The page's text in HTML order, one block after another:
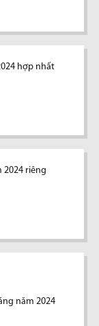
hợp nhất
2024 riêng
năm 2024